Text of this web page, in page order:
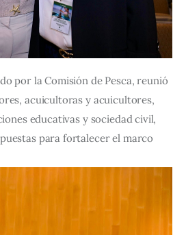
por la Comisión de Pesca, reunió
acuicultoras y acuicultores,
educativas y sociedad civil,
para fortalecer el marco